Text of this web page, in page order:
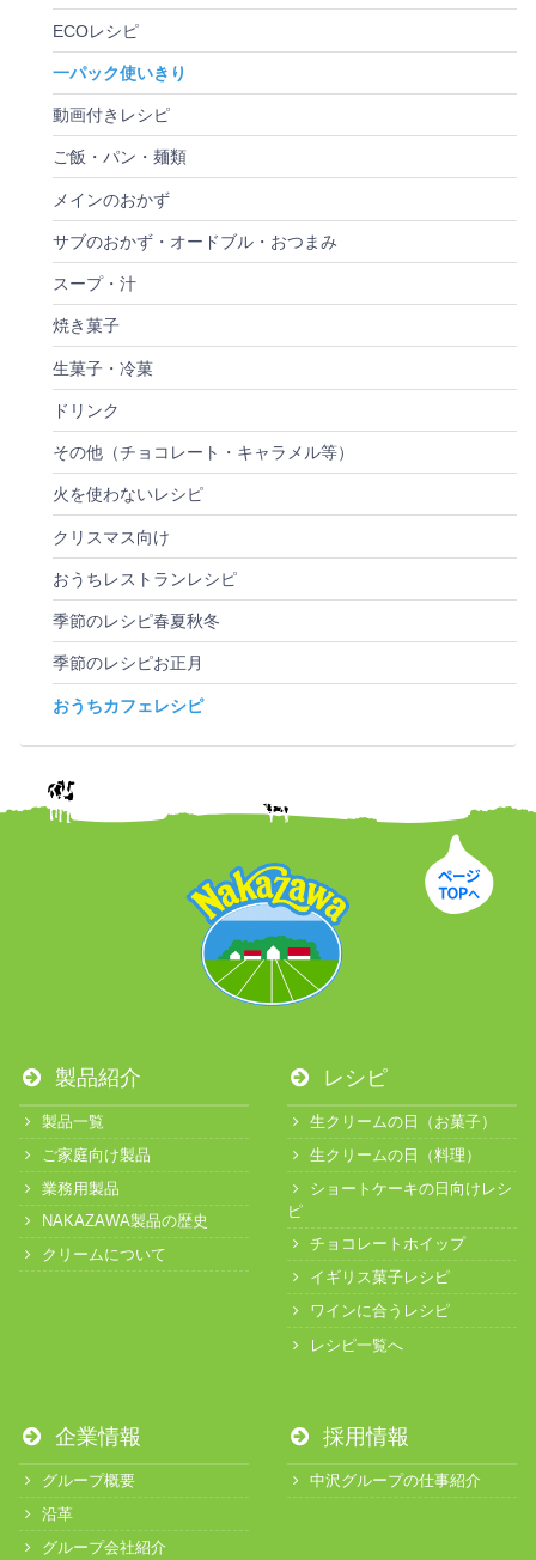
ECOレシピ
一パック使いきり
動画付きレシピ
ご飯・パン・麺類
メインのおかず
サブのおかず・オードブル・おつまみ
スープ・汁
焼き菓子
生菓子・冷菓
ドリンク
その他（チョコレート・キャラメル等）
火を使わないレシピ
クリスマス向け
おうちレストランレシピ
季節のレシピ春夏秋冬
季節のレシピお正月
おうちカフェレシピ
製品紹介
製品一覧
ご家庭向け製品
業務用製品
NAKAZAWA製品の歴史
クリームについて
レシピ
生クリームの日（お菓子）
生クリームの日（料理）
ショートケーキの日向けレシ
ピ
チョコレートホイップ
イギリス菓子レシピ
ワインに合うレシピ
レシピ一覧へ
企業情報
グループ概要
沿革
グループ会社紹介
採用情報
中沢グループの仕事紹介